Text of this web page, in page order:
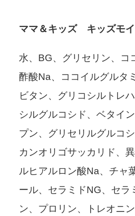
ママ＆キッズ キッズモ
水、BG、グリセリン、コ
酢酸Na、ココイルグルタ
ビタン、グリコシルトレ
シルグルコシド、ベタイ
プン、グリセリルグルコ
カンオリゴサッカリド、
ルヒアルロン酸Na、チャ
ール、セラミドNG、セ
ン、プロリン、トレオニ